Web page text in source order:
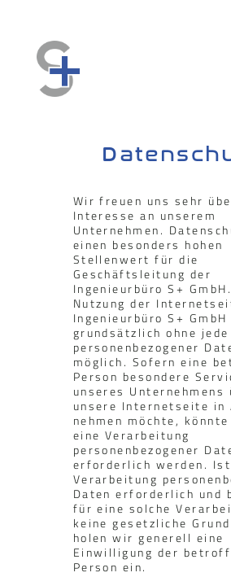
Wir freuen uns sehr
Interesse an unserem
Unternehmen.
einen besonders hohen
Stellenwert für die
Geschäftsleitung der
Ingenieurbüro S+
Nutzung der
Ingenieurbüro S+
grundsätzlich ohne jede
personenbezogener
möglich. Sofern eine
Person besondere
unseres Unternehmens
unsere Internetseite in
nehmen möchte,
eine Verarbeitung
personenbezogener
erforderlich werden.
Verarbeitung
Daten erforderlich und
für eine solche
keine gesetzliche
holen wir generell eine
Einwilligung der
Person ein.